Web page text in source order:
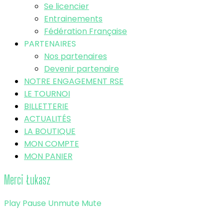
Se licencier
Entrainements
Fédération Française
PARTENAIRES
Nos partenaires
Devenir partenaire
NOTRE ENGAGEMENT RSE
LE TOURNOI
BILLETTERIE
ACTUALITÉS
LA BOUTIQUE
MON COMPTE
MON PANIER
Merci Łukasz
Play Pause Unmute Mute